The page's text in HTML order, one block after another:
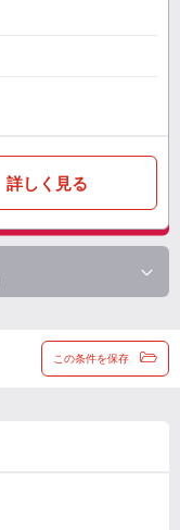
詳しく見る
この条件を保存